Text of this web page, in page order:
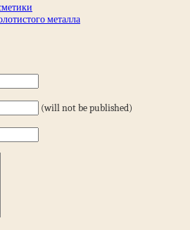
металла
(will not be published)